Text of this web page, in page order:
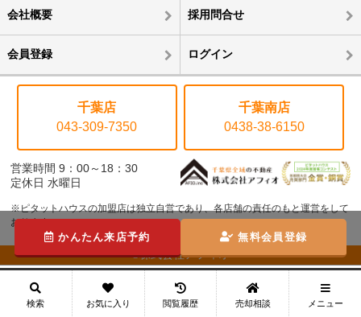
会社概要 採用問合せ
会員登録 ログイン
千葉店
043-309-7350
千葉南店
0438-38-6150
営業時間 9：00～18：30
定休日 水曜日
※ピタットハウスの加盟店は独立自営であり、各店舗の責任のもと運営をして
おります。
©株式会社アフィオ
かんたん来店予約 無料会員登録
検索 お気に入り 閲覧履歴 売却相談 メニュー